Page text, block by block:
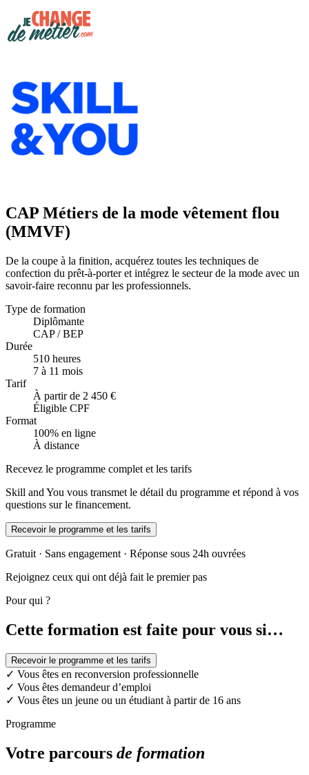
CAP Métiers de la mode vêtement flou
(MMVF)
De la coupe à la finition, acquérez toutes les techniques de
confection du prêt-à-porter et intégrez le secteur de la mode avec un
savoir-faire reconnu par les professionnels.
Type de formation
Diplômante
CAP / BEP
Durée
510 heures
7 à 11 mois
Tarif
À partir de 2 450 €
Éligible CPF
Format
100% en ligne
À distance
Recevez le programme complet et les tarifs
Skill and You vous transmet le détail du programme et répond à vos
questions sur le financement.
Recevoir le programme et les tarifs
Gratuit · Sans engagement · Réponse sous 24h ouvrées
Rejoignez ceux qui ont déjà fait le premier pas
Pour qui ?
Cette formation est faite pour vous si…
Recevoir le programme et les tarifs
✓ Vous êtes en reconversion professionnelle
✓ Vous êtes demandeur d’emploi
✓ Vous êtes un jeune ou un étudiant à partir de 16 ans
Programme
Votre parcours de formation